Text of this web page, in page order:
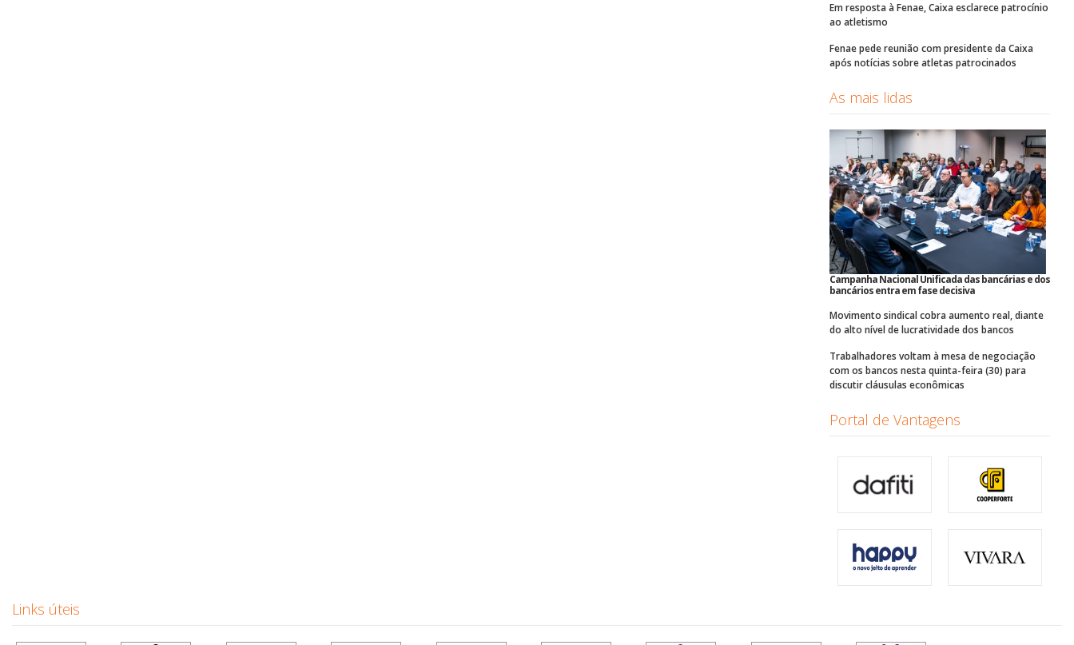
Em resposta à Fenae, Caixa esclarece patrocínio
ao atletismo
Fenae pede reunião com presidente da Caixa
após notícias sobre atletas patrocinados
As mais lidas
Campanha Nacional Unificada das bancárias e dos
bancários entra em fase decisiva
Movimento sindical cobra aumento real, diante
do alto nível de lucratividade dos bancos
Trabalhadores voltam à mesa de negociação
com os bancos nesta quinta-feira (30) para
discutir cláusulas econômicas
Portal de Vantagens
Links úteis